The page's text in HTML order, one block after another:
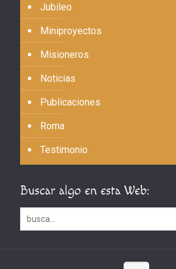
Jubileo
Miniproyectos
Misioneros
Noticias
Publicaciones
Roma
Testimonio
Buscar algo en esta Web: